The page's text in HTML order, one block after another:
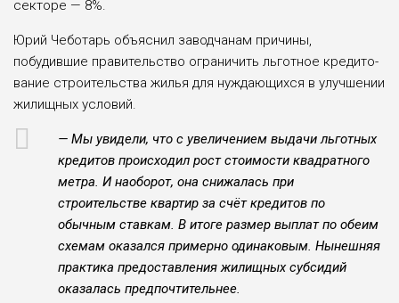
секторе — 8%.
Юрий Чеботарь объяснил заводча­нам причины,
побудившие правитель­ство ограничить льготное кредито­
вание строительства жилья для нуж­дающихся в улучшении
жилищных условий.
— Мы увидели, что с увеличением выдачи льготных
кредитов происхо­дил рост стоимости квадратного
ме­тра. И наоборот, она снижалась при
строительстве квартир за счёт креди­тов по
обычным ставкам. В итоге раз­мер выплат по обеим
схемам оказал­ся примерно одинаковым. Нынешняя
практика предоставления жилищных субсидий
оказалась предпочтительнее.